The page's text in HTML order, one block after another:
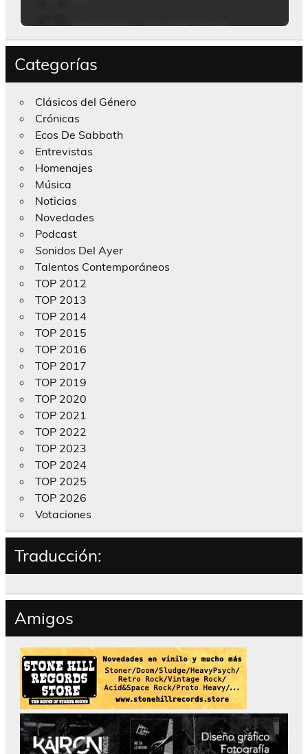
Categorías
Clásicos del Género
Crónicas
Ecos De Sabbath
Entrevistas
Homenajes
Música
Noticias
Novedades
Podcast
Sonidos Del Ayer
Talentos Contemporáneos
TOP 2012
TOP 2013
TOP 2014
TOP 2015
TOP 2016
TOP 2017
TOP 2019
TOP 2020
TOP 2021
TOP 2022
TOP 2023
TOP 2024
TOP 2025
TOP 2026
Votaciones
Traducción:
Amigos